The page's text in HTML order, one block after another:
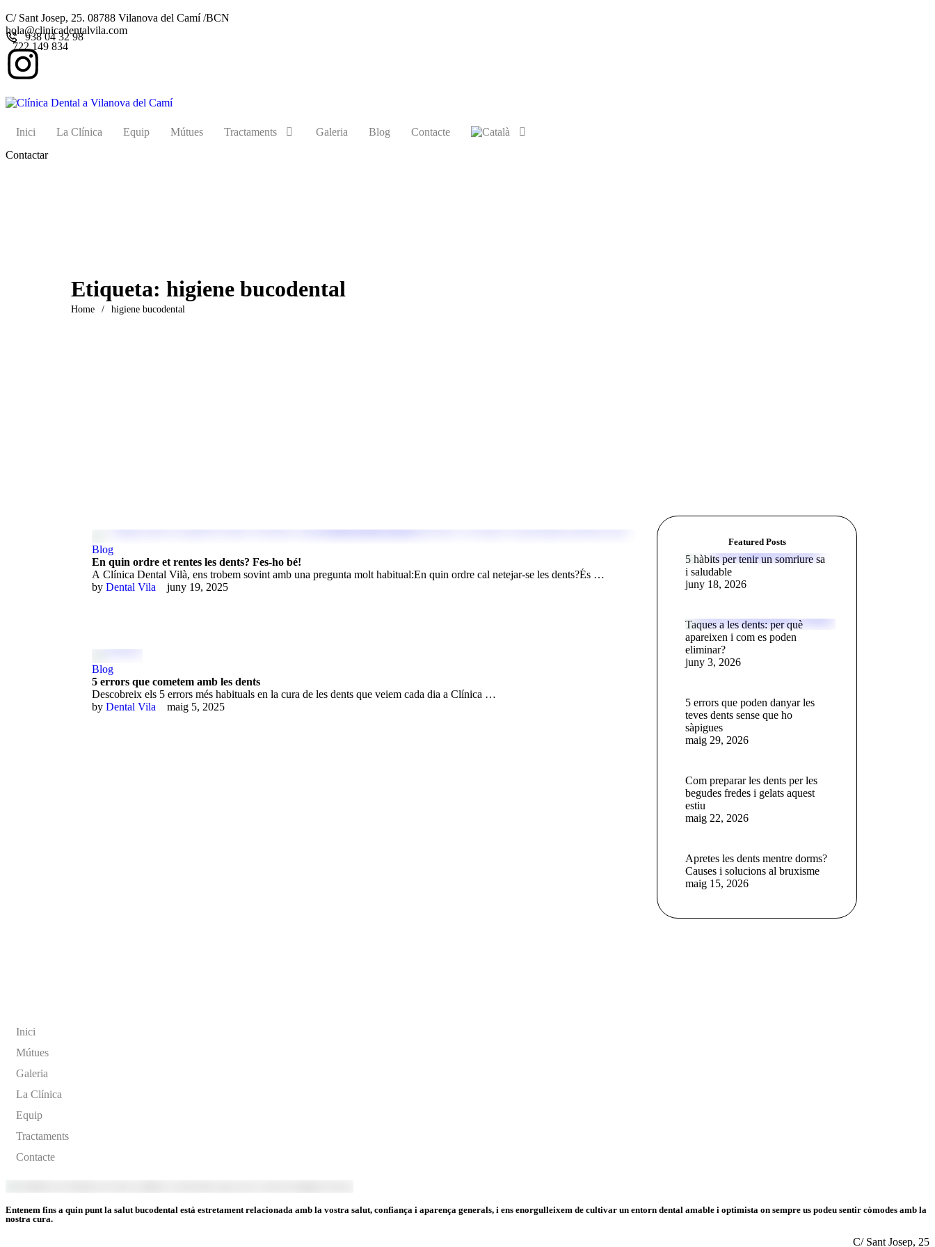
C/ Sant Josep, 25. 08788 Vilanova del Camí /BCN
hola@clinicadentalvila.com
938 04 32 98
722 149 834
Inici La Clínica Equip Mútues Tractaments Galeria Blog
Contacte
Contactar
Etiqueta: higiene bucodental
Home / higiene bucodental
Blog
En quin ordre et rentes les dents? Fes-ho bé!
A Clínica Dental Vilà, ens trobem sovint amb una pregunta molt habitual:En quin ordre cal netejar-se les dents?És …
by Dental Vila juny 19, 2025
Blog
5 errors que cometem amb les dents
Descobreix els 5 errors més habituals en la cura de les dents que veiem cada dia a Clínica …
by Dental Vila maig 5, 2025
Featured Posts
5 hàbits per tenir un somriure sa
i saludable
juny 18, 2026
Taques a les dents: per què
apareixen i com es poden
eliminar?
juny 3, 2026
5 errors que poden danyar les
teves dents sense que ho
sàpigues
maig 29, 2026
Com preparar les dents per les
begudes fredes i gelats aquest
estiu
maig 22, 2026
Apretes les dents mentre dorms?
Causes i solucions al bruxisme
maig 15, 2026
Inici
Mútues
Galeria
La Clínica
Equip
Tractaments
Contacte
Entenem fins a quin punt la salut bucodental està estretament relacionada amb la vostra salut, confiança i aparença generals, i ens enorgulleixem de cultivar un entorn dental amable i optimista on sempre us podeu sentir còmodes amb la
nostra cura.
C/ Sant Josep, 25